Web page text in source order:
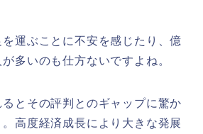
運ぶことに不安を感じたり、億
多いのも仕方ないですよね。
とその評判とのギャップに驚か
高度経済成長により大きな発展